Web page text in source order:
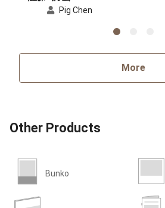
Pig Chen
More
Other Products
Bunko